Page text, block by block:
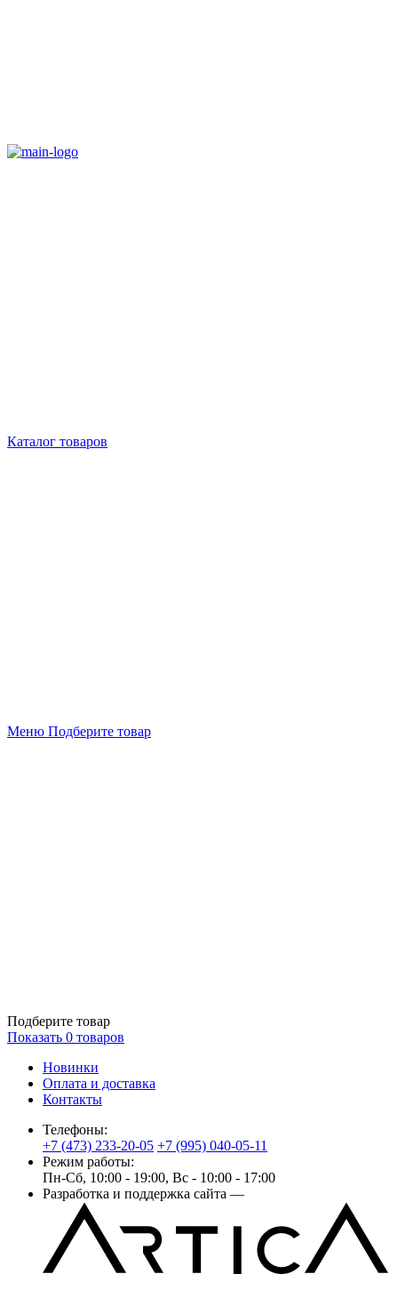
Каталог товаров
Меню Подберите товар
Подберите товар
Показать 0 товаров
Новинки
Оплата и доставка
Контакты
Телефоны:
+7 (473) 233-20-05 +7 (995) 040-05-11
Режим работы:
Пн-Сб, 10:00 - 19:00, Вс - 10:00 - 17:00
Разработка и поддержка сайта —